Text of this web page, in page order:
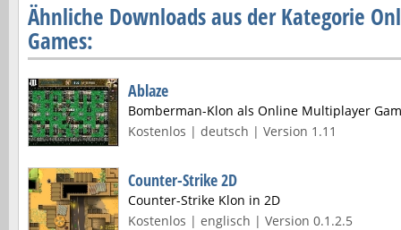
Ähnliche Downloads aus der Kategorie
Games:
Ablaze
Bomberman-Klon als Online Multiplayer
Kostenlos | deutsch | Version 1.11
Counter-Strike 2D
Counter-Strike Klon in 2D
Kostenlos | englisch | Version 0.1.2.5